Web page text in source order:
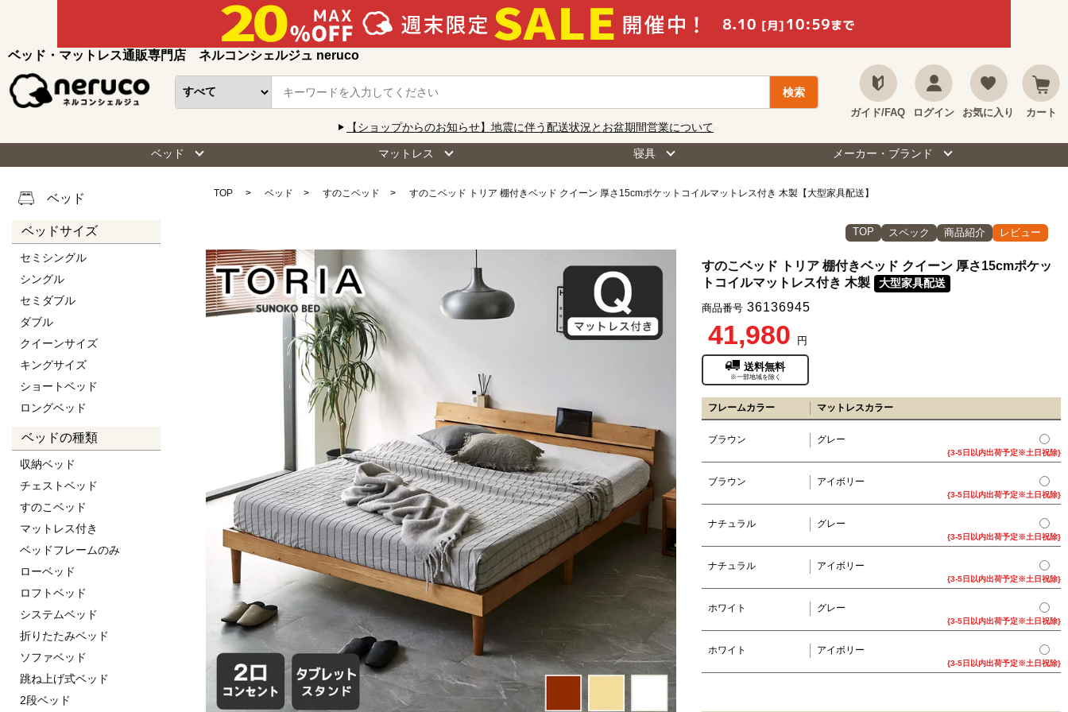
ベッド・マットレス通販専門店 ネルコンシェルジュ neruco
ガイド/FAQ ログイン お気に入り カート
【ショップからのお知らせ】地震に伴う配送状況とお盆期間営業について
ベッド マットレス 寝具 メーカー・ブランド
ベッド
ベッドサイズ
セミシングル
シングル
セミダブル
ダブル
クイーンサイズ
キングサイズ
ショートベッド
ロングベッド
ベッドの種類
収納ベッド
チェストベッド
すのこベッド
マットレス付き
ベッドフレームのみ
ローベッド
ロフトベッド
システムベッド
折りたたみベッド
ソファベッド
跳ね上げ式ベッド
2段ベッド
TOP ベッド すのこベッド すのこベッド トリア 棚付きベッド クイーン 厚さ15cmポケットコイルマットレス付き 木製【大型家具配送】
TOP スペック 商品紹介 レビュー
すのこベッド トリア 棚付きベッド クイーン 厚さ15cmポケッ
トコイルマットレス付き 木製
大型家具配送
商品番号36136945
41,980 円
送料無料
※一部地域を除く
フレームカラー マットレスカラー
ブラウン グレー
{3-5日以内出荷予定※土日祝除}
ブラウン アイボリー
{3-5日以内出荷予定※土日祝除}
ナチュラル グレー
{3-5日以内出荷予定※土日祝除}
ナチュラル アイボリー
{3-5日以内出荷予定※土日祝除}
ホワイト グレー
{3-5日以内出荷予定※土日祝除}
ホワイト アイボリー
{3-5日以内出荷予定※土日祝除}